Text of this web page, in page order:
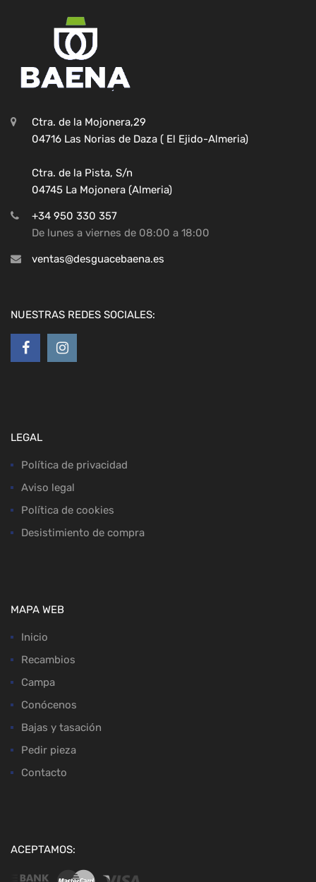
Ctra. de la Mojonera,29
04716 Las Norias de Daza ( El Ejido-Almeria)
Ctra. de la Pista, S/n
04745 La Mojonera (Almeria)
+34 950 330 357
De lunes a viernes de 08:00 a 18:00
ventas@desguacebaena.es
NUESTRAS REDES SOCIALES:
LEGAL
Política de privacidad
Aviso legal
Política de cookies
Desistimiento de compra
MAPA WEB
Inicio
Recambios
Campa
Conócenos
Bajas y tasación
Pedir pieza
Contacto
ACEPTAMOS: